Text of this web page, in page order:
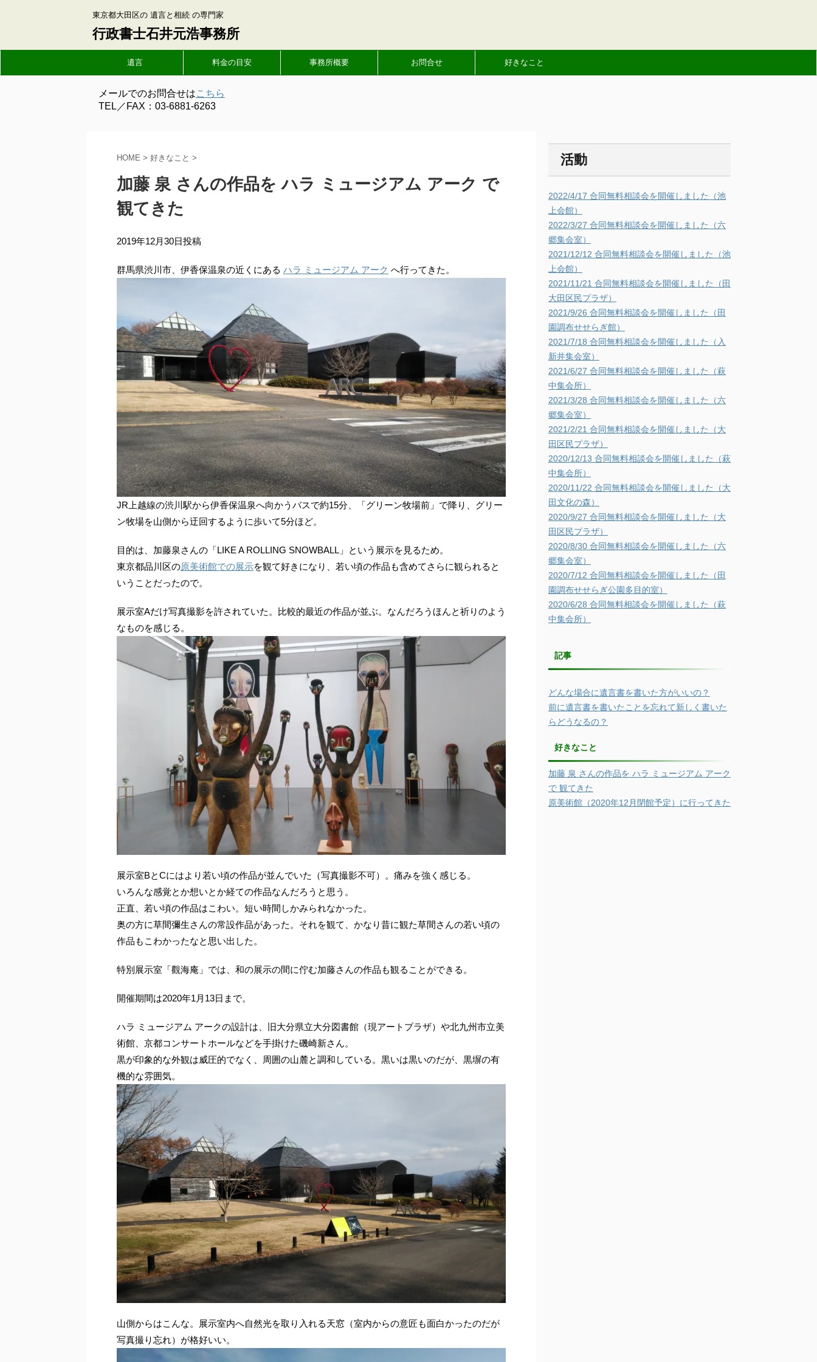
東京都大田区の 遺言と相続 の専門家
行政書士石井元浩事務所
遺言 料金の目安 事務所概要 お問合せ 好きなこと
メールでのお問合せはこちら
TEL／FAX：03-6881-6263
HOME > 好きなこと >
加藤 泉 さんの作品を ハラ ミュージアム アーク で
観てきた
2019年12月30日投稿
群馬県渋川市、伊香保温泉の近くにある ハラ ミュージアム アーク へ行ってきた。
JR上越線の渋川駅から伊香保温泉へ向かうバスで約15分、「グリーン牧場前」で降り、グリー
ン牧場を山側から迂回するように歩いて5分ほど。
目的は、加藤泉さんの「LIKE A ROLLING SNOWBALL」という展示を見るため。
東京都品川区の原美術館での展示を観て好きになり、若い頃の作品も含めてさらに観られると
いうことだったので。
展示室Aだけ写真撮影を許されていた。比較的最近の作品が並ぶ。なんだろうほんと祈りのよう
なものを感じる。
展示室BとCにはより若い頃の作品が並んでいた（写真撮影不可）。痛みを強く感じる。
いろんな感覚とか想いとか経ての作品なんだろうと思う。
正直、若い頃の作品はこわい。短い時間しかみられなかった。
奥の方に草間彌生さんの常設作品があった。それを観て、かなり昔に観た草間さんの若い頃の
作品もこわかったなと思い出した。
特別展示室「觀海庵」では、和の展示の間に佇む加藤さんの作品も観ることができる。
開催期間は2020年1月13日まで。
ハラ ミュージアム アークの設計は、旧大分県立大分図書館（現アートプラザ）や北九州市立美
術館、京都コンサートホールなどを手掛けた磯崎新さん。
黒が印象的な外観は威圧的でなく、周囲の山麓と調和している。黒いは黒いのだが、黒塀の有
機的な雰囲気。
山側からはこんな。展示室内へ自然光を取り入れる天窓（室内からの意匠も面白かったのだが
写真撮り忘れ）が格好いい。
活動
2022/4/17 合同無料相談会を開催しました（池
上会館）
2022/3/27 合同無料相談会を開催しました（六
郷集会室）
2021/12/12 合同無料相談会を開催しました（池
上会館）
2021/11/21 合同無料相談会を開催しました（田
大田区民プラザ）
2021/9/26 合同無料相談会を開催しました（田
園調布せせらぎ館）
2021/7/18 合同無料相談会を開催しました（入
新井集会室）
2021/6/27 合同無料相談会を開催しました（萩
中集会所）
2021/3/28 合同無料相談会を開催しました（六
郷集会室）
2021/2/21 合同無料相談会を開催しました（大
田区民プラザ）
2020/12/13 合同無料相談会を開催しました（萩
中集会所）
2020/11/22 合同無料相談会を開催しました（大
田文化の森）
2020/9/27 合同無料相談会を開催しました（大
田区民プラザ）
2020/8/30 合同無料相談会を開催しました（六
郷集会室）
2020/7/12 合同無料相談会を開催しました（田
園調布せせらぎ公園多目的室）
2020/6/28 合同無料相談会を開催しました（萩
中集会所）
記事
どんな場合に遺言書を書いた方がいいの？
前に遺言書を書いたことを忘れて新しく書いた
らどうなるの？
好きなこと
加藤 泉 さんの作品を ハラ ミュージアム アーク
で 観てきた
原美術館（2020年12月閉館予定）に行ってきた